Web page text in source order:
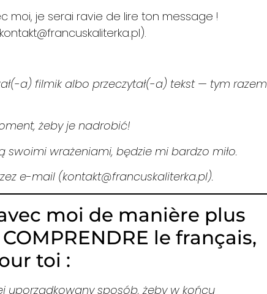
moi, je serai ravie de lire ton message !
a) filmik albo przeczytał(-a) tekst — tym razem
żeby je nadrobić!
wrażeniami, będzie mi bardzo miło.
e-mail (kontakt@francuskaliterka.pl).
moi de manière plus
le français,
toi :
uporządkowany sposób, żeby w końcu